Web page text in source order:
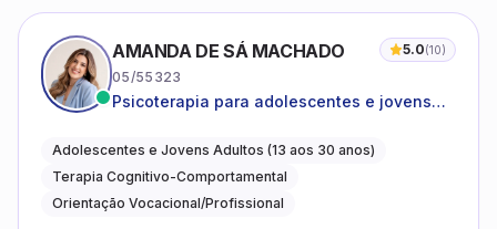
AMANDA DE SÁ MACHADO 5.0(10)
05/55323
Psicoterapia para adolescentes e jovens
autoestima, relações e orientação
profissional
Adolescentes e Jovens Adultos (13 aos 30 anos)
Terapia Cognitivo-Comportamental
Orientação Vocacional/Profissional